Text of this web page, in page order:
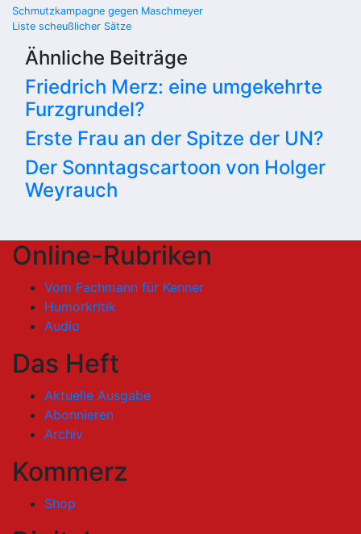
Beitragsnavigation
Schmutzkampagne gegen Maschmeyer
Liste scheußlicher Sätze
Ähnliche Beiträge
Friedrich Merz: eine umgekehrte
Furzgrundel?
Erste Frau an der Spitze der UN?
Der Sonntagscartoon von Holger
Weyrauch
Online-Rubriken
Vom Fachmann für Kenner
Humorkritik
Audio
Das Heft
Aktuelle Ausgabe
Abonnieren
Archiv
Kommerz
Shop